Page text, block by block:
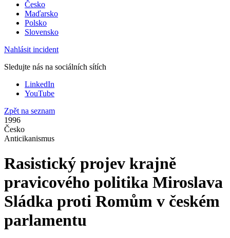
Česko
Maďarsko
Polsko
Slovensko
Nahlásit incident
Sledujte nás na sociálních sítích
LinkedIn
YouTube
Zpět na seznam
1996
Česko
Anticikanismus
Rasistický projev krajně
pravicového politika Miroslava
Sládka proti Romům v českém
parlamentu